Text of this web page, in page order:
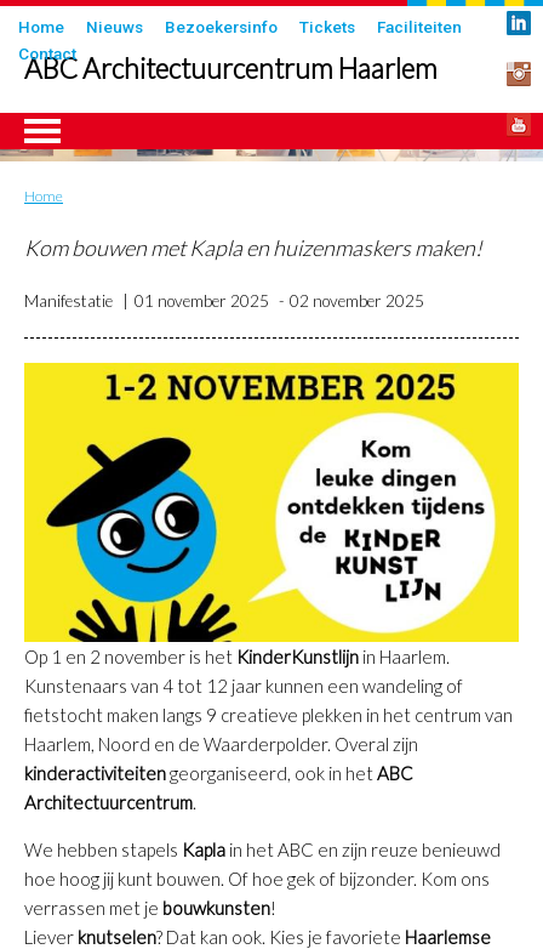
Overslaan
en
naar
inhoud
gaan
Submenu
Home Nieuws Bezoekersinfo Tickets
Faciliteiten
Contact
ABC Architectuurcentrum Haarlem
Kruimelpad
Home
Kom bouwen met Kapla en huizenmaskers maken!
Manifestatie 01 november 2025 02 november 2025
Op 1 en 2 november is het KinderKunstlijn in Haarlem.
Kunstenaars van 4 tot 12 jaar kunnen een wandeling of
fietstocht maken langs 9 creatieve plekken in het centrum van
Haarlem, Noord en de Waarderpolder. Overal zijn
kinderactiviteitengeorganiseerd, ook in hetABC
Architectuurcentrum.
We hebben stapels Kapla in het ABC en zijn reuze benieuwd
hoe hoog jij kunt bouwen. Of hoe gek of bijzonder. Kom ons
verrassen met je bouwkunsten!
Liever knutselen? Dat kan ook. Kies je favoriete Haarlemse